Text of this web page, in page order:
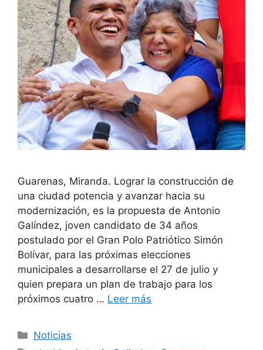
Guarenas, Miranda. Lograr la construcción de
una ciudad potencia y avanzar hacia su
modernización, es la propuesta de Antonio
Galíndez, joven candidato de 34 años
postulado por el Gran Polo Patriótico Simón
Bolívar, para las próximas elecciones
municipales a desarrollarse el 27 de julio y
quien prepara un plan de trabajo para los
próximos cuatro … Leer más
Noticias